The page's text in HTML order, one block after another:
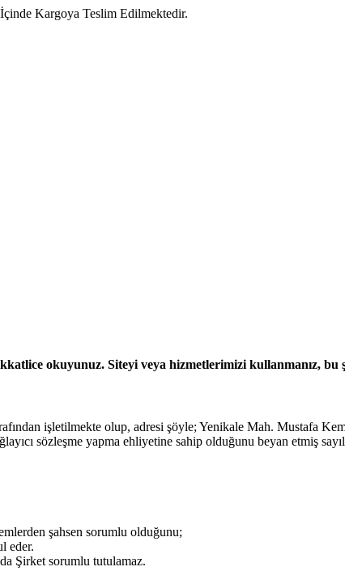
Kargoya Teslim Edilmektedir.
okuyunuz. Siteyi veya hizmetlerimizi kullanmanız, bu
işletilmekte olup, adresi şöyle; Yenikale Mah. Mustafa
sözleşme yapma ehliyetine sahip olduğunu beyan etmiş
şahsen sorumlu olduğunu;
eder.
Şirket sorumlu tutulamaz.